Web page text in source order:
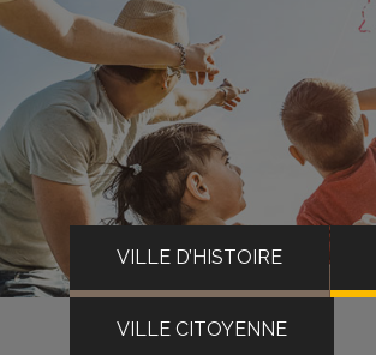
VILLE D’HISTOIRE
VILLE CITOYENNE